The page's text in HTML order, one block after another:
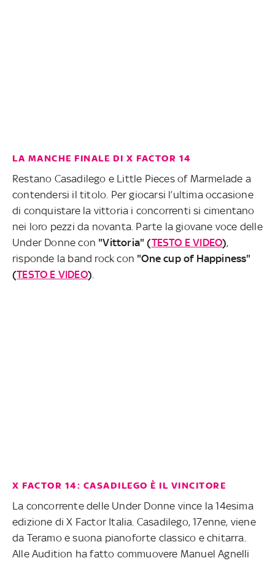
LA MANCHE FINALE DI X FACTOR 14
Restano Casadilego e Little Pieces of Marmelade a
contendersi il titolo. Per giocarsi l’ultima occasione
di conquistare la vittoria i concorrenti si cimentano
nei loro pezzi da novanta. Parte la giovane voce delle
Under Donne con "Vittoria" (TESTO E VIDEO),
risponde la band rock con "One cup of Happiness"
(TESTO E VIDEO).
X FACTOR 14: CASADILEGO È IL VINCITORE
La concorrente delle Under Donne vince la 14esima
edizione di X Factor Italia. Casadilego, 17enne, viene
da Teramo e suona pianoforte classico e chitarra.
Alle Audition ha fatto commuovere Manuel Agnelli